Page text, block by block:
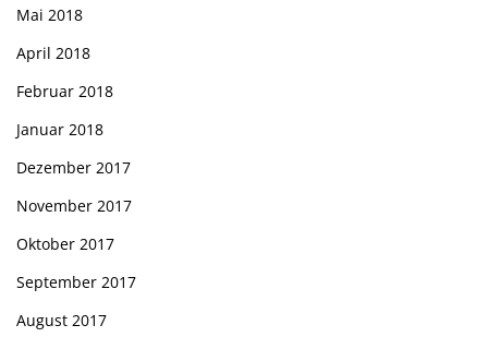
Mai 2018
April 2018
Februar 2018
Januar 2018
Dezember 2017
November 2017
Oktober 2017
September 2017
August 2017